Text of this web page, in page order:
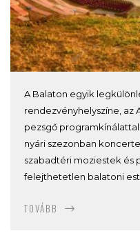
A Balaton egyik
rendezvényhelyszíne, az
pezsgő
nyári szezonban
szabadtéri moziestek és
felejthetetlen balatoni
TOVÁBB